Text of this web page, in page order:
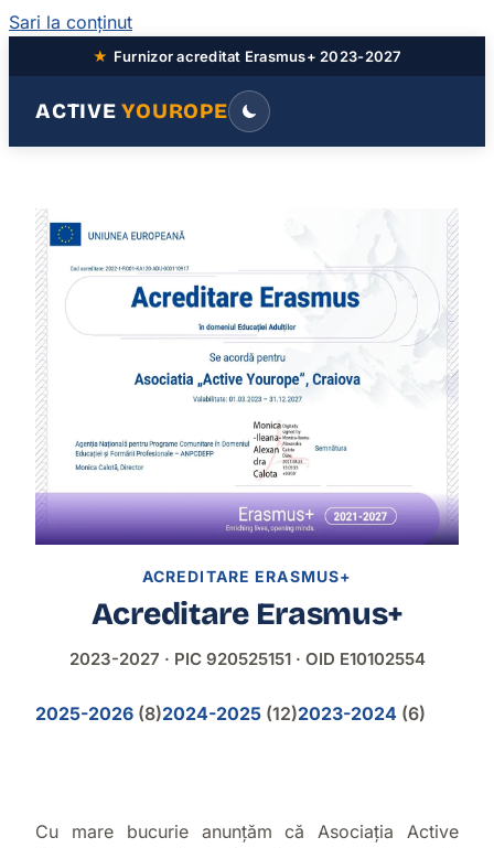
Sari la conținut
★ Furnizor acreditat Erasmus+ 2023-2027
ACTIVEYOUROPE
ACREDITARE ERASMUS+
Acreditare Erasmus+
2023-2027 · PIC 920525151 · OID E10102554
2025-2026 (8)2024-2025 (12)2023-2024 (6)
Cu mare bucurie anunțăm că Asociaţia Active